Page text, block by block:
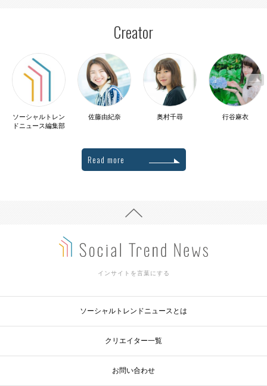
Creator
ソーシャルトレン
ドニュース編集部
佐藤由紀奈 奥村千尋 行谷麻衣
Read more
インサイトを言葉にする
ソーシャルトレンドニュースとは
クリエイター一覧
お問い合わせ